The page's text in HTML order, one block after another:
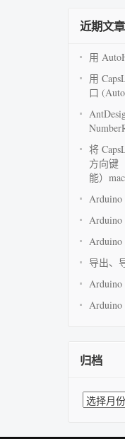
近期文章
用
用
口
将
方向键
能）
Arduino
导出、
归档
归
档